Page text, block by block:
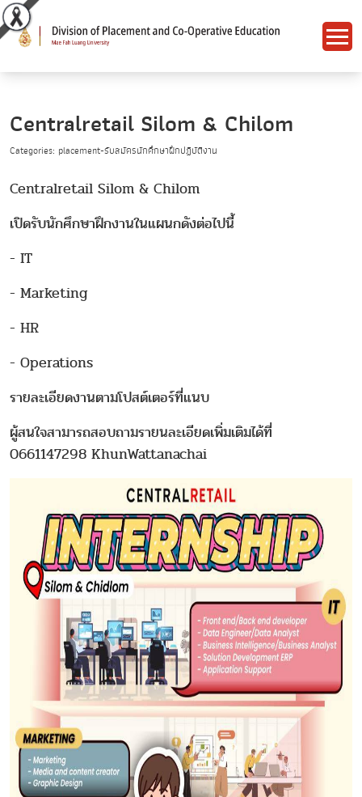
Centralretail Silom & Chilom
Categories: placement-รับสมัครนักศึกษาฝึกปฏิบัติงาน
Centralretail Silom & Chilom
เปิดรับนักศึกษาฝึกงานในแผนกดังต่อไปนี้
- IT
- Marketing
- HR
- Operations
รายละเอียดงานตามโปสต์เตอร์ที่แนบ
ผู้สนใจสามารถสอบถามรายนละเอียดเพิ่มเติมได้ที่
0661147298 KhunWattanachai